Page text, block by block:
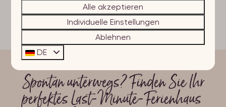
Spontan unterwegs? Finden Sie Ihr
perfektes Last-Minute-Ferienhaus
Alle akzeptieren
Individuelle Einstellungen
Ablehnen
DE